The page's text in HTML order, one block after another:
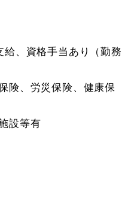
、資格手当あり（勤務
険、労災保険、健康保
設等有